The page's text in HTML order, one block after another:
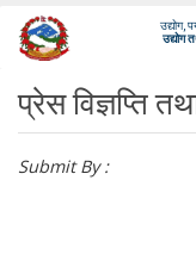
उद्योग,
उद्योग
प्रेस विज्ञप्ति
Submit By :